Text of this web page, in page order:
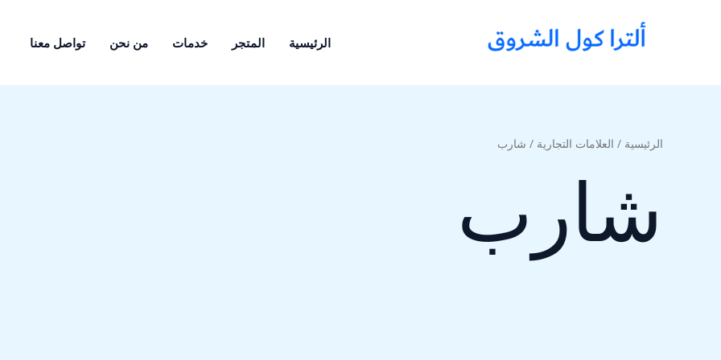
الرئيسية المتجر خدمات من نحن تواصل معنا
الرئيسية / العلامات التجارية / شارب
شارب